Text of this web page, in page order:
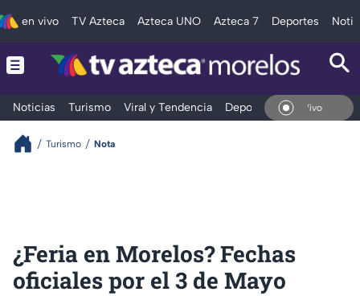
en vivo TV Azteca Azteca UNO Azteca 7 Deportes
Noticias Turismo Viral y Tendencia Deportes Espectáculos
En Vivo
Turismo Nota
¿Feria en Morelos? Fechas
oficiales por el 3 de Mayo